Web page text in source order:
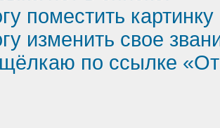
поместить
изменить свое
по ссылке